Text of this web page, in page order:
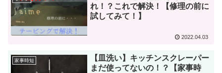
れ！？これで解決！【修理の前に
試してみて！】
2022.04.03
家事時短
【皿洗い】キッチンスクレーパー
まだ使ってないの！？【家事時